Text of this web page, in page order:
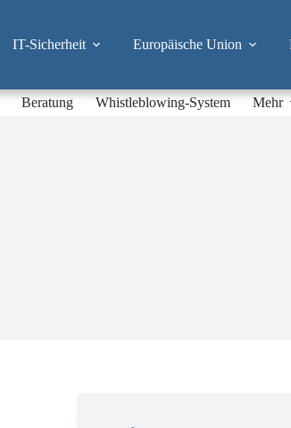
IT-Sicherheit Europäische Union
Beratung Whistleblowing-System Mehr